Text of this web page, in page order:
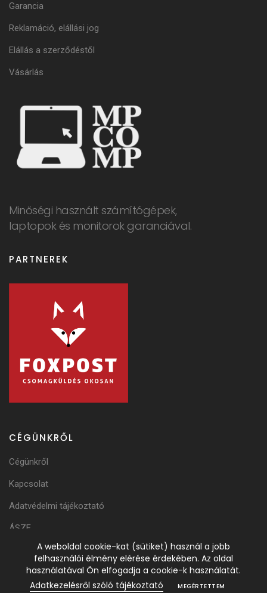
Minőségi használt számítógépek,
laptopok és monitorok garanciával.
CÉGÜNKRŐL
Cégünkről
Kapcsolat
Adatvédelmi tájékoztató
ÁSZF
Adattörlési Tájékoztató
Garancia
Reklamáció, elállási jog
Elállás a szerződéstől
Vásárlás
PARTNEREK
A weboldal cookie-kat (sütiket) használ a jobb
felhasználói élmény elérése érdekében. Az oldal
használatával Ön elfogadja a cookie-k használatát.
Adatkezelésről szóló tájékoztató
MEGÉRTETTEM